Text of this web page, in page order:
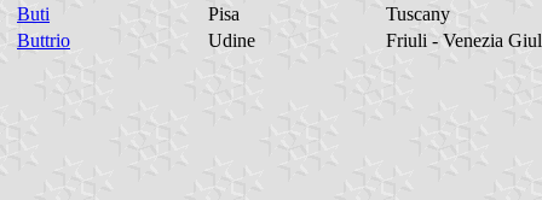
Buti
Pisa
Tuscany
Buttrio
Udine Friuli - Venezia